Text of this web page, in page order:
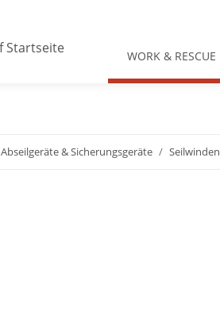
WORK & RESCUE
Abseilgeräte & Sicherungsgeräte Seilwinden